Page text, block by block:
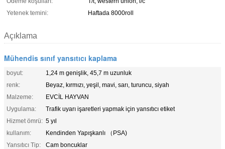
Yetenek temini:
Haftada 8000roll
Açıklama
Mühendis sınıf yansıtıcı kaplama
boyut:
1,24 m genişlik, 45,7 m uzunluk
renk:
Beyaz, kırmızı, yeşil, mavi, sarı, turuncu, siyah
Malzeme:
EVCİL HAYVAN
Uygulama:
Trafik uyarı işaretleri yapmak için yansıtıcı etiket
Hizmet ömrü: 5 yıl
kullanım:
Kendinden Yapışkanlı （PSA)
Yansıtıcı Tip:
Cam boncuklar